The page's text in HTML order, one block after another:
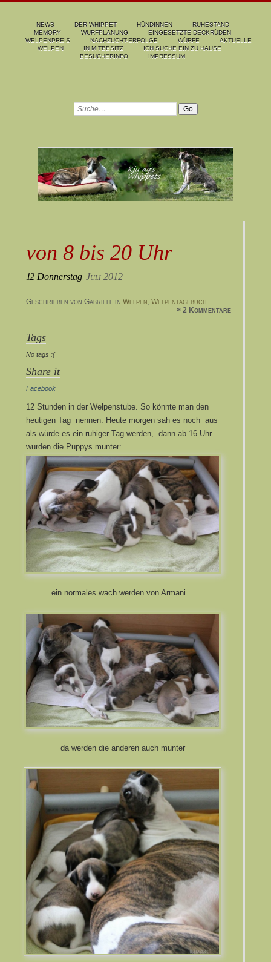
NEWS DER WHIPPET HÜNDINNEN
RUHESTAND
MEMORY
WURFPLANUNG
EINGESETZTE DECKRÜDEN
WELPENPREIS
NACHZUCHT-ERFOLGE WÜRFE
AKTUELLE
WELPEN
IN MITBESITZ
ICH SUCHE EIN ZU HAUSE
BESUCHERINFO
IMPRESSUM
von 8 bis 20 Uhr
12 Donnerstag Juli 2012
Geschrieben von Gabriele in Welpen, Welpentagebuch
≈ 2 Kommentare
Tags
No tags :(
Share it
Facebook
12 Stunden in der Welpenstube. So könnte man den
heutigen Tag nennen. Heute morgen sah es noch aus
als würde es ein ruhiger Tag werden, dann ab 16 Uhr
wurden die Puppys munter:
ein normales wach werden von Armani…
da werden die anderen auch munter